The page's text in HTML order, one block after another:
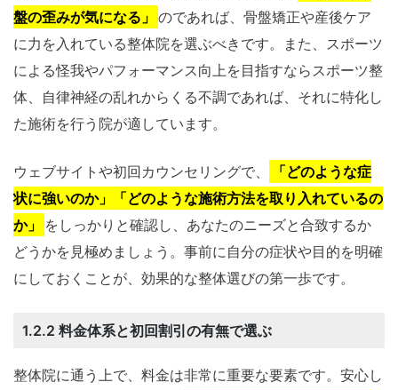
盤の歪みが気になる」 のであれば、骨盤矯正や産後ケア
に力を入れている整体院を選ぶべきです。また、スポーツ
による怪我やパフォーマンス向上を目指すならスポーツ整
体、自律神経の乱れからくる不調であれば、それに特化し
た施術を行う院が適しています。
ウェブサイトや初回カウンセリングで、
「どのような症
状に強いのか」「どのような施術方法を取り入れているの
か」
をしっかりと確認し、あなたのニーズと合致するか
どうかを見極めましょう。事前に自分の症状や目的を明確
にしておくことが、効果的な整体選びの第一歩です。
1.2.2 料金体系と初回割引の有無で選ぶ
整体院に通う上で、料金は非常に重要な要素です。安心し